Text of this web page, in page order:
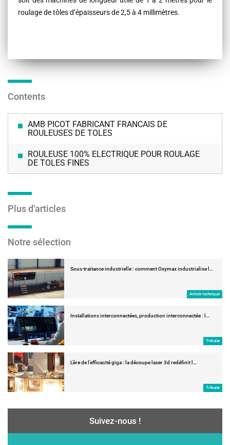
roulage de tôles d’épaisseurs de 2,5 à 4 millimètres.
Contents
AMB PICOT FABRICANT FRANCAIS DE
ROULEUSES DE TOLES
ROULEUSE 100% ELECTRIQUE POUR ROULAGE
DE TOLES FINES
Plus d'articles
Notre sélection
Sous-traitance industrielle : comment Oxymax industrialise l…
Article technique
Installations interconnectées, production interconnectée : l…
Tribune
L’ère de l’efficacité giga : la découpe laser 3d redéfinit l…
Tribune
Suivez-nous !